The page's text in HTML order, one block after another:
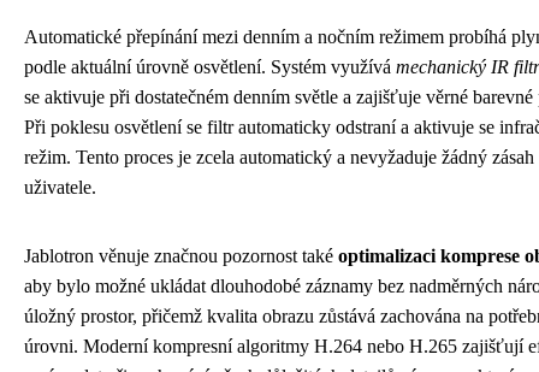
Automatické přepínání mezi denním a nočním režimem probíhá
podle aktuální úrovně osvětlení. Systém využívá mechanický IR filtr
se aktivuje při dostatečném denním světle a zajišťuje věrné barevné
Při poklesu osvětlení se filtr automaticky odstraní a aktivuje se
režim. Tento proces je zcela automatický a nevyžaduje žádný zásah
uživatele.
Jablotron věnuje značnou pozornost také optimalizaci komprese
aby bylo možné ukládat dlouhodobé záznamy bez nadměrných
úložný prostor, přičemž kvalita obrazu zůstává zachována na
úrovni. Moderní kompresní algoritmy H.264 nebo H.265 zajišťují